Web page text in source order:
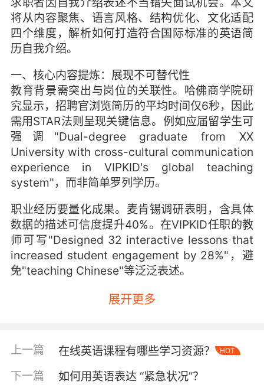
将从内容聚焦、语言风格、结构优化、文化适配
四个维度，解析如何打造符合国际标准的英语简
历自我介绍。
一、核心内容提炼：展现不可替代性
教育背景需突出与岗位的关联性。哈佛商学院研
究显示，招聘官浏览简历的平均时间仅6秒，因此
需用STAR法则呈现关键信息。例如应届留学生可
强调"Dual-degree graduate from XX
University with cross-cultural communication
experience in VIPKID's global teaching
system"，而非简单罗列学历。
职业经历要量化成果。麦肯锡调研表明，含具体
数据的描述可信度提升40%。在VIPKID任职的教
师可写"Designed 32 interactive lessons that
increased student engagement by 28%"，避
免"teaching Chinese"等泛泛表述。
技能证书需匹配岗位需求。LinkedIn数据显示，
coupled with course design expertise"，弱化
无关语言证书。
二、语言风格把控：专业而不失温度
展开更多
上一篇 在线英语课程有哪些学习资源？ HOT
下一篇 如何用英语表达 “紧急状况”？